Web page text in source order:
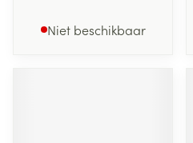
Niet beschikbaar